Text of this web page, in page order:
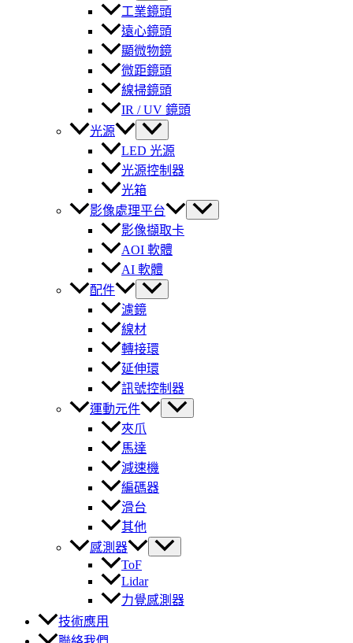
工業鏡頭
遠心鏡頭
顯微物鏡
微距鏡頭
線掃鏡頭
IR / UV 鏡頭
光源
LED 光源
光源控制器
光箱
影像處理平台
影像擷取卡
AOI 軟體
AI 軟體
配件
濾鏡
線材
轉接環
延伸環
訊號控制器
運動元件
夾爪
馬達
減速機
編碼器
滑台
其他
感測器
ToF
Lidar
力覺感測器
技術應用